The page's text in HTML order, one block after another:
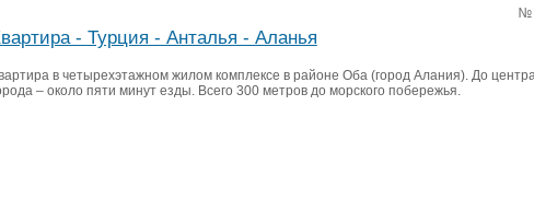
№
- Турция - Анталья - Аланья
в четырехэтажном жилом комплексе в районе Оба (город Алания). До
– около пяти минут езды. Всего 300 метров до морского побережья.